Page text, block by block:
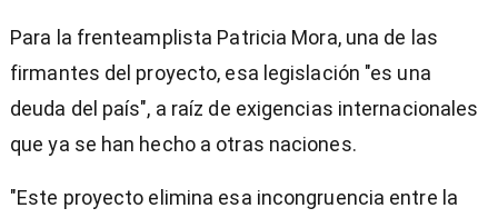
Para la frenteamplista Patricia Mora, una de las
firmantes del proyecto, esa legislación "es una
deuda del país", a raíz de exigencias internacionales
que ya se han hecho a otras naciones.
"Este proyecto elimina esa incongruencia entre la